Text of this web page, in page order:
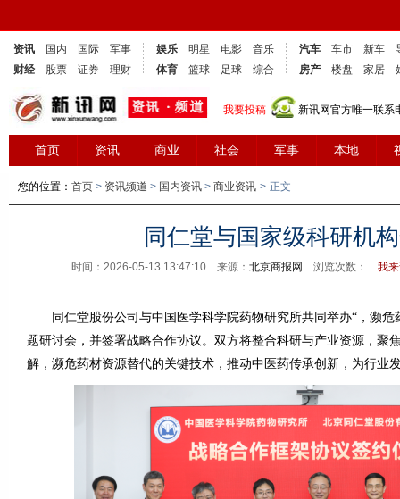
资讯 国内 国际
军事
财经
股票 证券 理财
娱乐 明星 电影
音乐
体育
篮球 足球 综合
汽车 车市 新车
房产
楼盘 家居
我要投稿 新讯网官方唯一联
首页 资讯 商业 社会 军事 本地
您的位置： 首页 > 资讯频道 > 国内资讯 > 商业资讯 > 正文
同仁堂与国家级科研机
时间：2026-05-13 13:47:10 来源： 北京商报网 浏览次数： 我
同仁堂股份公司与中国医学科学院药物研究所共同举办“，濒危
题研讨会，并签署战略合作协议。双方将整合科研与产业资源，聚
解，濒危药材资源替代的关键技术，推动中医药传承创新，为行业